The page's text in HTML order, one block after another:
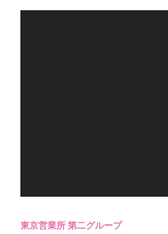
東京営業所 第二グループ